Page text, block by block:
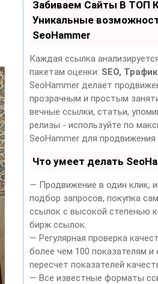
Забиваем Сайты В ТОП
Уникальные
SeoHammer
Каждая ссылка
пакетам оценки: SEO,
SeoHammer делает
прозрачным и простым
вечные ссылки, статьи,
релизы - используйте по
SeoHammer для продвижения
Что умеет делать
— Продвижение в один клик,
подбор запросов, покупка
ссылок с высокой степенью
бирж ссылок.
— Регулярная проверка
более чем 100 показателям
пересчет показателей
— Все известные форматы